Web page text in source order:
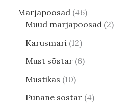
Marjapõõsad 46
Muud marjapõõsad 2
Karusmari 12
Must sõstar 6
Mustikas 10
Punane sõstar 4